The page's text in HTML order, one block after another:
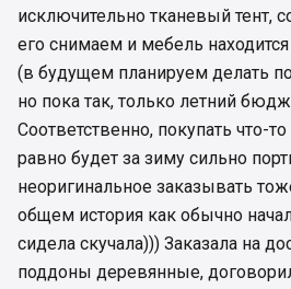
исключительно тканевый тент,
его снимаем и мебель
(в будущем планируем делать
но пока так, только летний
Соответственно, покупать что-
равно будет за зиму сильно
неоригинальное заказывать
общем история как обычно
сидела скучала))) Заказала на
поддоны деревянные,